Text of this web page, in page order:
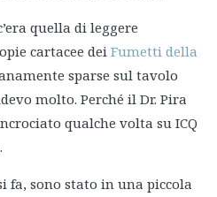
quella di leggere
cartacee dei Fumetti della
sparse sul tavolo
molto. Perché il Dr. Pira
qualche volta su ICQ
fa, sono stato in una piccola